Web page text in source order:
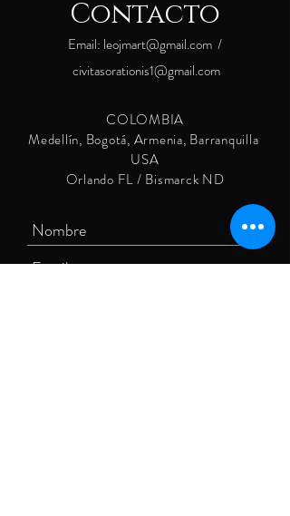
Contacto
Email: leojmart@gmail.com /
civitasorationis1@gmail.com
COLOMBIA
Medellín, Bogotá, Armenia, Barranquilla
USA
Orlando FL / Bismarck ND